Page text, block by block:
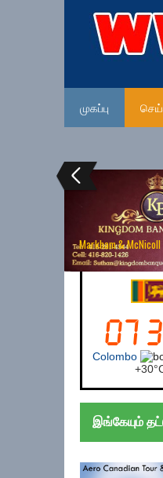
முகப்பு
Markham &
Canada
Toronto
+29°
இங்கேயும்